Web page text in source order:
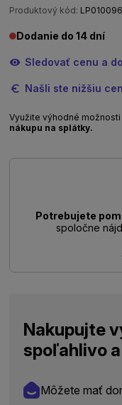
Produktový kód:
Dodanie do 14 dní
Sledovať cenu a
Našli ste nižšiu
Využite výhodné možnosti
nákupu na splátky.
Potrebujete
spoločne
Nakupujte
spoľahlivo
Môžete mať